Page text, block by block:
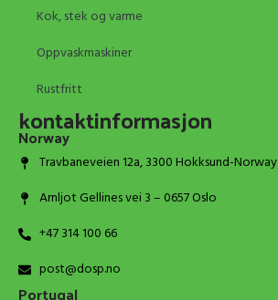
Kok, stek og varme
Oppvaskmaskiner
Rustfritt
kontaktinformasjon
Norway
Travbaneveien 12a, 3300 Hokksund-Norway
Arnljot Gellines vei 3 – 0657 Oslo
+47 314 100 66
post@dosp.no
Portugal